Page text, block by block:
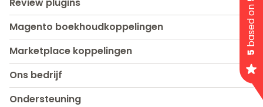
Magento boekhoudkoppelingen
Marketplace koppelingen
Ons bedrijf
Ondersteuning
5
based on